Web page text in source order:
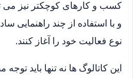
کسب و کارهای کوچکتر نیز می
و با استفاده از چند راهنمایی
نوع فعالیت خود را آغاز کنند.
این کاتالوگ ها نه تنها باید